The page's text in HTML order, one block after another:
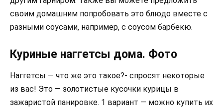
своим домашним попробовать это блюдо вместе с
разными соусами, например, с соусом барбекю.
Куриные наггетсы дома. Фото
Наггетсы — что же это такое?- спросят некоторые
из вас! Это — золотистые кусочки курицы в
зажаристой панировке. 1 вариант — можно купить их